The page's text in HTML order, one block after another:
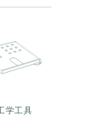
学工具